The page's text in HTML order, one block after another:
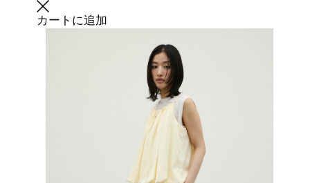
カートに追加